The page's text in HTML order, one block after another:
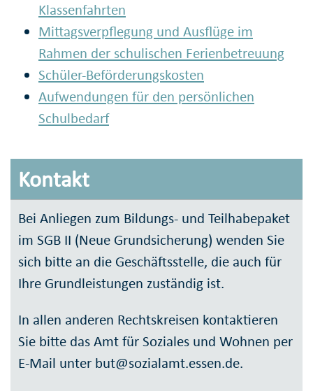
Klassenfahrten
Mittagsverpflegung und Ausflüge im
Rahmen der schulischen Ferienbetreuung
Schüler-Beförderungskosten
Aufwendungen für den persönlichen
Schulbedarf
Kontakt
Bei Anliegen zum Bildungs- und Teilhabepaket
im SGB II (Neue Grundsicherung) wenden Sie
sich bitte an die Geschäftsstelle, die auch für
Ihre Grundleistungen zuständig ist.
In allen anderen Rechtskreisen kontaktieren
Sie bitte das Amt für Soziales und Wohnen per
E-Mail unter but@sozialamt.essen.de.